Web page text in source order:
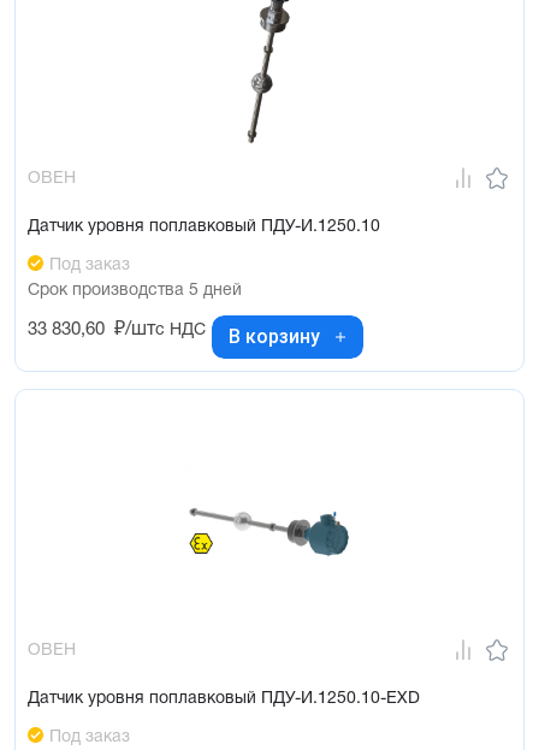
ОВЕН
Датчик уровня поплавковый ПДУ-И.1250.10
Под заказ
Срок производства 5 дней
33 830,60 ₽/штс НДС В корзину
ОВЕН
Датчик уровня поплавковый ПДУ-И.1250.10-ЕХD
Под заказ